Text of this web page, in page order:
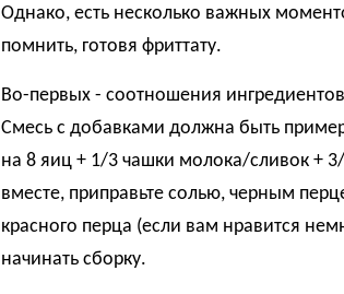
Однако, есть несколько важных
помнить, готовя фриттату.
Во-первых - соотношения
Смесь с добавками должна быть
на 8 яиц + 1/3 чашки молока/сливок +
вместе, приправьте солью, черным
красного перца (если вам нравится
начинать сборку.